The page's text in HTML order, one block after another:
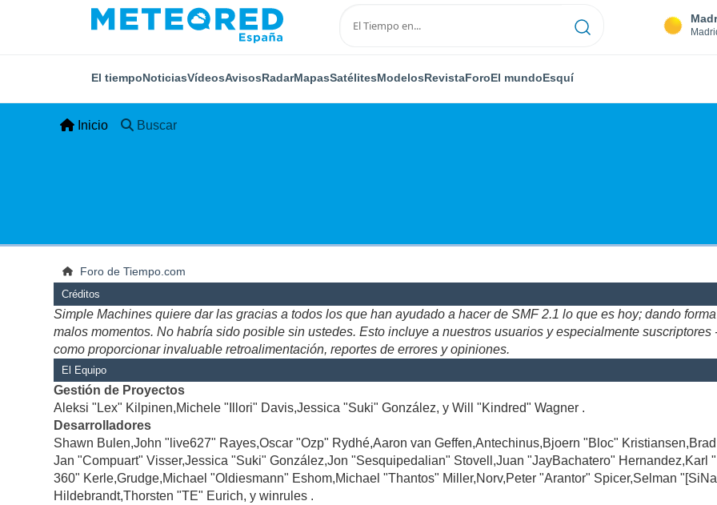
El tiempoNoticiasVídeosAvisosRadarMapasSatélitesModelosRevistaForoEl mundoEsquí
Inicio Buscar
Foro de Tiempo.com
Créditos
Simple Machines quiere dar las gracias a todos los que han ayudado a hacer de SMF 2.1 lo que es hoy; dando
malos momentos. No habría sido posible sin ustedes. Esto incluye a nuestros usuarios y especialmente
como proporcionar invaluable retroalimentación, reportes de errores y opiniones.
El Equipo
Gestión de Proyectos
Aleksi "Lex" Kilpinen,Michele "Illori" Davis,Jessica "Suki" González, y Will "Kindred" Wagner .
Desarrolladores
Shawn Bulen,John "live627" Rayes,Oscar "Ozp" Rydhé,Aaron van Geffen,Antechinus,Bjoern "Bloc"
Jan "Compuart" Visser,Jessica "Suki" González,Jon "Sesquipedalian" Stovell,Juan "JayBachatero"
360" Kerle,Grudge,Michael "Oldiesmann" Eshom,Michael "Thantos" Miller,Norv,Peter "Arantor" Spicer,Selman
Hildebrandt,Thorsten "TE" Eurich, y winrules .